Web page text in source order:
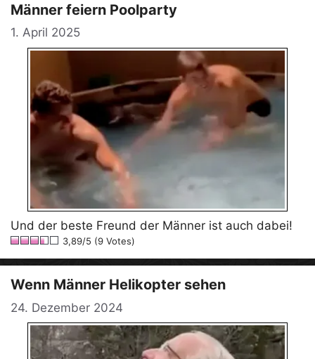
Männer feiern Poolparty
1. April 2025
Und der beste Freund der Männer ist auch dabei!
3,89/5 (9 Votes)
Wenn Männer Helikopter sehen
24. Dezember 2024